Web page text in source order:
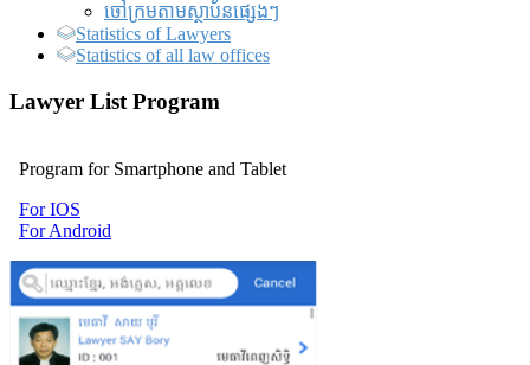
ចៅក្រមតាមស្ថាប័នផ្សេងៗ
Statistics of Lawyers
Statistics of all law offices
Lawyer List Program
Program for Smartphone and Tablet
For IOS
For Android